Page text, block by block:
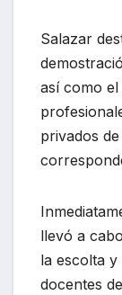
Salazar
así como
privados
llevó a
la escolta
docentes